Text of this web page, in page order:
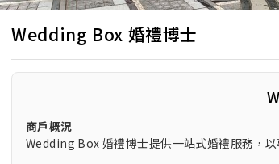
Wedding Box 婚禮博士
商戶概況
Wedding Box 婚禮博士提供一站式婚禮服務，